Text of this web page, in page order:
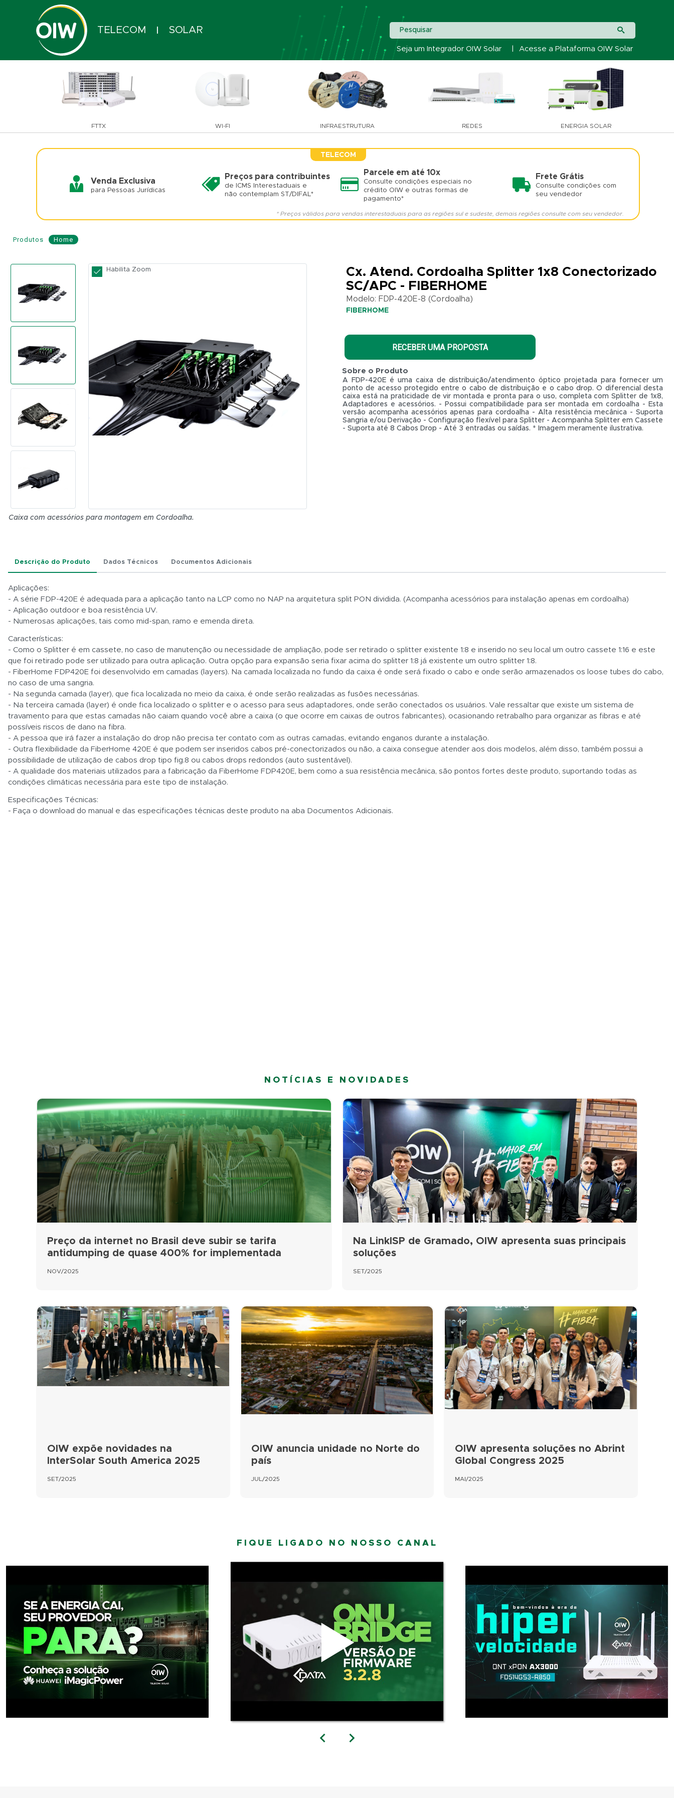
TELECOM SOLAR
Seja um Integrador OIW Solar Acesse a Plataforma OIW Solar
Pesquisar
FTTX WI-FI INFRAESTRUTURA REDES ENERGIA SOLAR
TELECOM
Venda Exclusiva
para Pessoas Jurídicas
Preços para contribuintes
de ICMS Interestaduais e
não contemplam ST/DIFAL*
Parcele em até 10x
Consulte condições especiais no
crédito OIW e outras formas de
pagamento*
Frete Grátis
Consulte condições com
seu vendedor
* Preços válidos para vendas interestaduais para as regiões sul e sudeste, demais regiões consulte com seu vendedor.
Home
Produtos
Cx.
Atend.
Cordoalha
1x8
SC/APC
FIBERHOME
FDP-420E-
(Cordoalha)
FIBERHOME
Habilita Zoom
Cx. Atend. Cordoalha Splitter 1x8 Conectorizado
SC/APC - FIBERHOME
Modelo: FDP-420E-8 (Cordoalha)
FIBERHOME
RECEBER UMA PROPOSTA
Sobre o Produto
A FDP-420E é uma caixa de distribuição/atendimento óptico projetada para fornecer um
ponto de acesso protegido entre o cabo de distribuição e o cabo drop. O diferencial desta
caixa está na praticidade de vir montada e pronta para o uso, completa com Splitter de 1x8,
Adaptadores e acessórios. - Possui compatibilidade para ser montada em cordoalha - Esta
versão acompanha acessórios apenas para cordoalha - Alta resistência mecânica - Suporta
Sangria e/ou Derivação - Configuração flexível para Splitter - Acompanha Splitter em Cassete
- Suporta até 8 Cabos Drop - Até 3 entradas ou saídas. * Imagem meramente ilustrativa.
Caixa com acessórios para montagem em Cordoalha.
Descrição do Produto Dados Técnicos Documentos Adicionais
Aplicações:
- A série FDP-420E é adequada para a aplicação tanto na LCP como no NAP na arquitetura split PON dividida. (Acompanha acessórios para instalação apenas em cordoalha)
- Aplicação outdoor e boa resistência UV.
- Numerosas aplicações, tais como mid-span, ramo e emenda direta.
Características:
- Como o Splitter é em cassete, no caso de manutenção ou necessidade de ampliação, pode ser retirado o splitter existente 1:8 e inserido no seu local um outro cassete 1:16 e este
que foi retirado pode ser utilizado para outra aplicação. Outra opção para expansão seria fixar acima do splitter 1:8 já existente um outro splitter 1:8.
- FiberHome FDP420E foi desenvolvido em camadas (layers). Na camada localizada no fundo da caixa é onde será fixado o cabo e onde serão armazenados os loose tubes do cabo,
no caso de uma sangria.
- Na segunda camada (layer), que fica localizada no meio da caixa, é onde serão realizadas as fusões necessárias.
- Na terceira camada (layer) é onde fica localizado o splitter e o acesso para seus adaptadores, onde serão conectados os usuários. Vale ressaltar que existe um sistema de
travamento para que estas camadas não caiam quando você abre a caixa (o que ocorre em caixas de outros fabricantes), ocasionando retrabalho para organizar as fibras e até
possíveis riscos de dano na fibra.
- A pessoa que irá fazer a instalação do drop não precisa ter contato com as outras camadas, evitando enganos durante a instalação.
- Outra flexibilidade da FiberHome 420E é que podem ser inseridos cabos pré-conectorizados ou não, a caixa consegue atender aos dois modelos, além disso, também possui a
possibilidade de utilização de cabos drop tipo fig.8 ou cabos drops redondos (auto sustentável).
- A qualidade dos materiais utilizados para a fabricação da FiberHome FDP420E, bem como a sua resistência mecânica, são pontos fortes deste produto, suportando todas as
condições climáticas necessária para este tipo de instalação.
Especificações Técnicas:
- Faça o download do manual e das especificações técnicas deste produto na aba Documentos Adicionais.
NOTÍCIAS E NOVIDADES
Preço da internet no Brasil deve subir se tarifa
antidumping de quase 400% for implementada
NOV/2025
Na LinkISP de Gramado, OIW apresenta suas principais
soluções
SET/2025
OIW expõe novidades na
InterSolar South America 2025
SET/2025
OIW anuncia unidade no Norte do
país
JUL/2025
OIW apresenta soluções no Abrint
Global Congress 2025
MAI/2025
FIQUE LIGADO NO NOSSO CANAL